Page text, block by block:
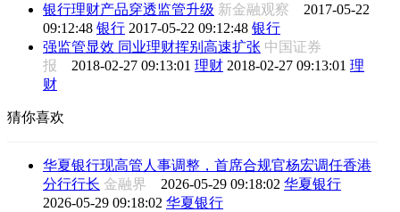
银行理财产品穿透监管升级 新金融观察 2017-05-22
09:12:48 银行 2017-05-22 09:12:48 银行
强监管显效 同业理财挥别高速扩张 中国证券
报 2018-02-27 09:13:01 理财 2018-02-27 09:13:01 理
财
猜你喜欢
华夏银行现高管人事调整，首席合规官杨宏调任香港
分行行长 金融界 2026-05-29 09:18:02 华夏银行
2026-05-29 09:18:02 华夏银行